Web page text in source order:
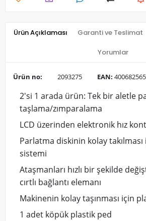
Ürün Açıklaması Garanti ve Teslimat
Yorumlar
Ürün no: 2093275 EAN:
2'si 1 arada ürün: Tek bir aletle
taşlama/zımparalama
LCD üzerinden elektronik hız
Parlatma diskinin kolay
sistemi
Ataşmanları hızlı bir şekilde
cırtlı bağlantı elemanı
Makinenin kolay taşınması için
1 adet köpük plastik ped